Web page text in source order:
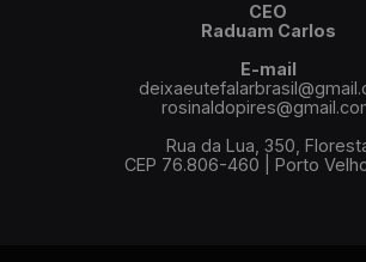
CEO
Raduam Carlos
E-mail
Rua da Lua, 350,
CEP 76.806-460 | Porto